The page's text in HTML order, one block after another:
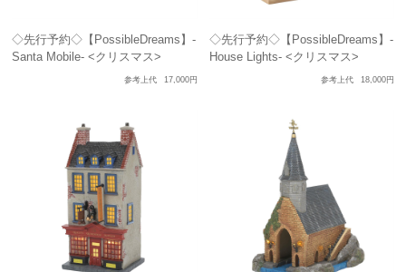
◇先行予約◇【PossibleDreams】-
Santa Mobile- <クリスマス>
参考上代 17,000円
◇先行予約◇【PossibleDreams】-
House Lights- <クリスマス>
参考上代 18,000円